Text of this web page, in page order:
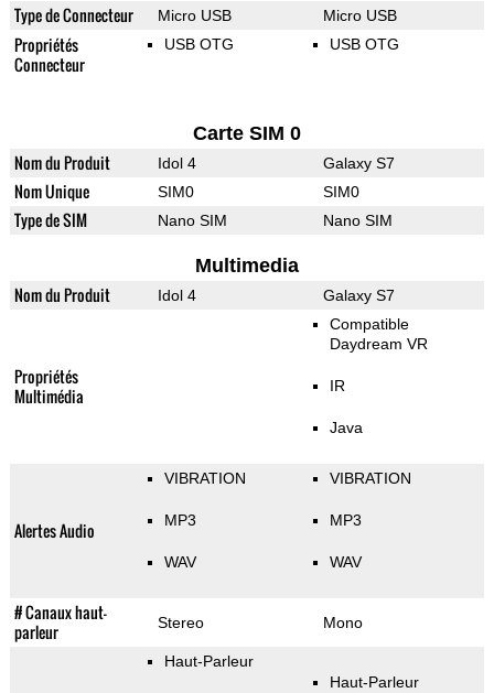
Type de Connecteur Micro USB Micro USB
Propriétés
Connecteur
USB OTG USB OTG
Carte SIM 0
Nom du Produit Idol 4 Galaxy S7
Nom Unique SIM0 SIM0
Type de SIM Nano SIM Nano SIM
Multimedia
Nom du Produit Idol 4 Galaxy S7
Propriétés
Multimédia
Compatible
Daydream VR
IR
Java
Alertes Audio
VIBRATION
MP3
WAV
VIBRATION
MP3
WAV
# Canaux haut-
parleur
Stereo Mono
Haut-Parleur
Haut-Parleur